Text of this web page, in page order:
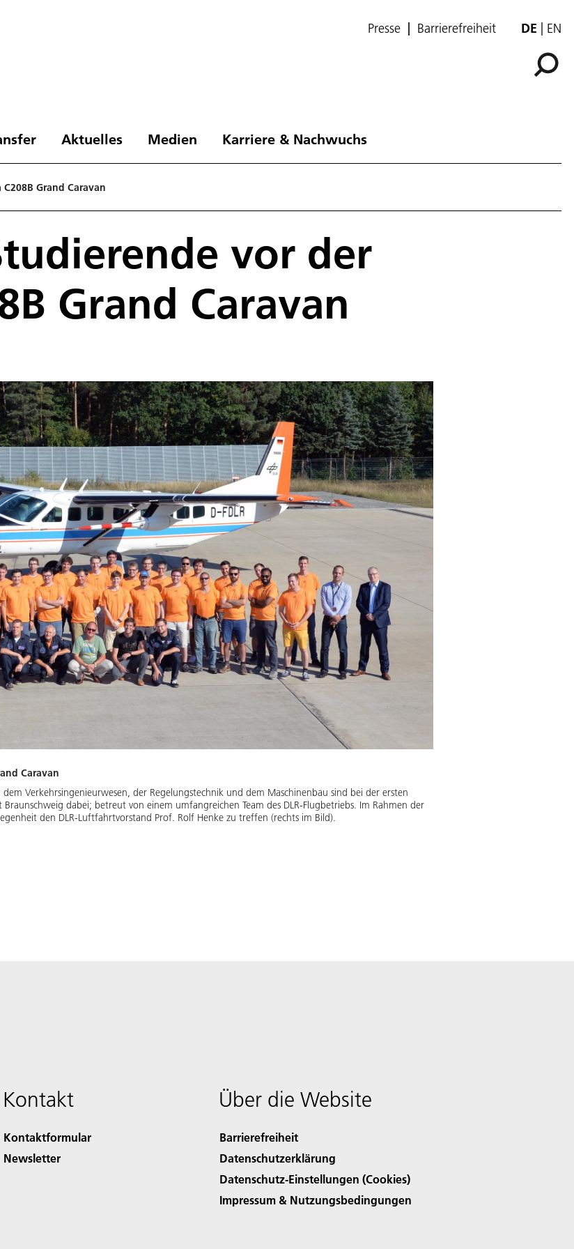
Presse Barrierefreiheit DE EN
Aktuelles Medien Karriere & Nachwuchs
Grand Caravan
vor der
Grand Caravan
Caravan
Verkehrsingenieurwesen, der Regelungstechnik und dem Maschinenbau sind bei der ersten
dabei; betreut von einem umfangreichen Team des DLR-Flugbetriebs. Im Rahmen der
den DLR-Luftfahrtvorstand Prof. Rolf Henke zu treffen (rechts im Bild).
Kontakt
Kontaktformular
Newsletter
Über die Website
Barrierefreiheit
Datenschutzerklärung
Datenschutz-Einstellungen (Cookies)
Impressum & Nutzungsbedingungen